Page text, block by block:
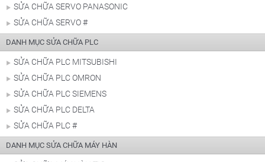
SỬA CHỮA SERVO PANASONIC
SỬA CHỮA SERVO #
DANH MỤC SỬA CHỮA PLC
SỬA CHỮA PLC MITSUBISHI
SỬA CHỮA PLC OMRON
SỬA CHỮA PLC SIEMENS
SỬA CHỮA PLC DELTA
SỬA CHỮA PLC #
DANH MỤC SỬA CHỮA MÁY HÀN